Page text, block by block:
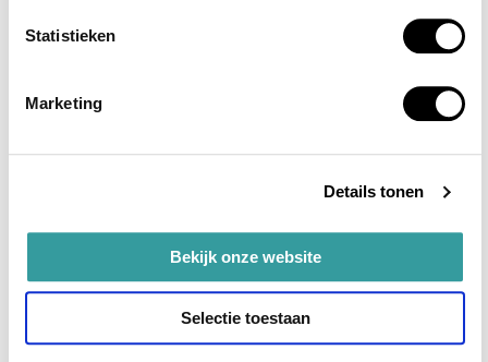
Statistieken
Marketing
Details tonen
Bekijk onze website
Selectie toestaan
Lees verder